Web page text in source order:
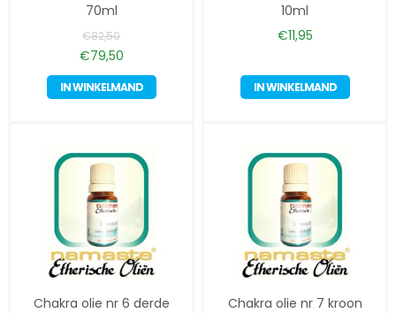
70ml
€82,50
Oorspronkelijke
prijs
was:
€79,50Huidige
prijs
is:
IN WINKELMAND
10ml
€11,95
IN WINKELMAND
Chakra olie nr 6 derde
Chakra olie nr 7 kroon